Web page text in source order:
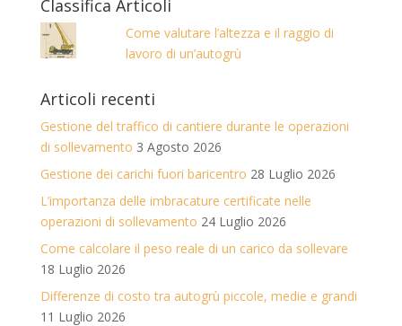
Classifica Articoli
Come valutare l’altezza e il raggio di
lavoro di un’autogrù
Articoli recenti
Gestione del traffico di cantiere durante le operazioni
di sollevamento 3 Agosto 2026
Gestione dei carichi fuori baricentro 28 Luglio 2026
L’importanza delle imbracature certificate nelle
operazioni di sollevamento 24 Luglio 2026
Come calcolare il peso reale di un carico da sollevare
18 Luglio 2026
Differenze di costo tra autogrù piccole, medie e grandi
11 Luglio 2026